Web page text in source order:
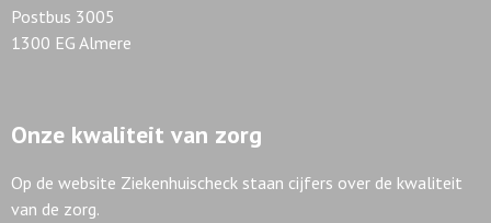
Postbus 3005
1300 EG Almere
Onze kwaliteit van zorg
Op de website Ziekenhuischeck staan cijfers over de kwaliteit
van de zorg.